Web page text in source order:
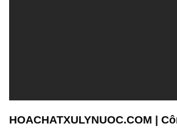
HOACHATXULYNUOC.COM |